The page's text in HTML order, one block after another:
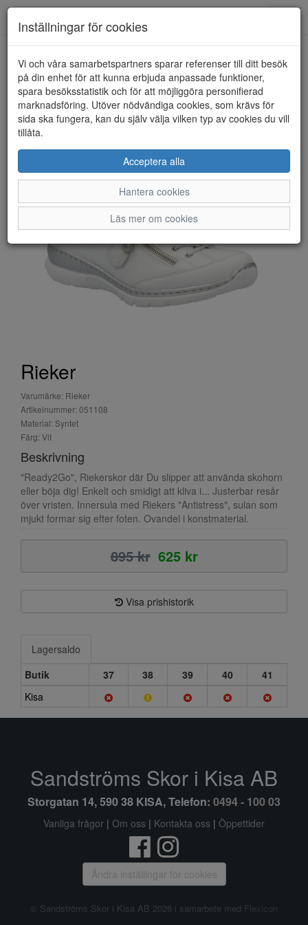
HEM RIEKER
Rieker
Varumärke: Rieker
Artikelnummer: 051108
Material: Syntet
Färg: Vit
Beskrivning
"Ready2Go", Riekerskor där Du slipper att använda skohorn
eller böja dig! Enkelt och smidigt att kliva i... Justerbar resår
över vristen. Innersula med Riekers "Antistress", sulan som
mjukt formar sig efter foten. Ovandel i konstmaterial.
895 kr 625 kr
Visa prishistorik
Lagersaldo
Butik
37 38 39 40
41
Kisa
Inställningar för cookies
Vi och våra samarbetspartners sparar referenser till ditt besök
på din enhet för att kunna erbjuda anpassade funktioner,
spara besöksstatistik och för att möjliggöra personifierad
marknadsföring. Utöver nödvändiga cookies, som krävs för
sida ska fungera, kan du själv välja vilken typ av cookies du vill
tillåta.
Acceptera alla
Hantera cookies
Läs mer om cookies
Sandströms Skor i Kisa AB
Storgatan 14, 590 38 KISA, Telefon: 0494 - 100 03
Vanliga frågor | Om oss | Kontakta oss | Öppettider
Ändra inställingar för cookies
© Sandströms Skor i Kisa AB 2026 i samarbete med Flexicon